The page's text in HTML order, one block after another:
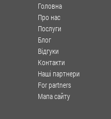
Головна
Про нас
Послуги
Блог
Відгуки
Контакти
Наші партнери
For partners
Мапа сайту